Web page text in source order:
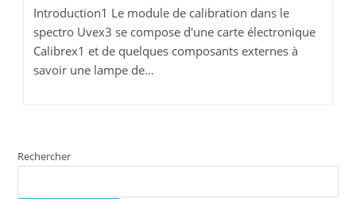
Introduction1 Le module de calibration dans le
spectro Uvex3 se compose d'une carte électronique
Calibrex1 et de quelques composants externes à
savoir une lampe de…
Rechercher